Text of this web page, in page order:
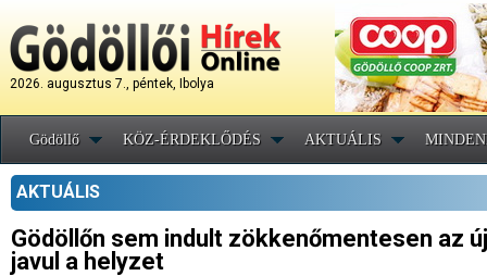
2026. augusztus 7., péntek, Ibolya
Gödöllő KÖZ-ÉRDEKLŐDÉS AKTUÁLIS
AKTUÁLIS
Gödöllőn sem indult zökkenőmentesen az
javul a helyzet